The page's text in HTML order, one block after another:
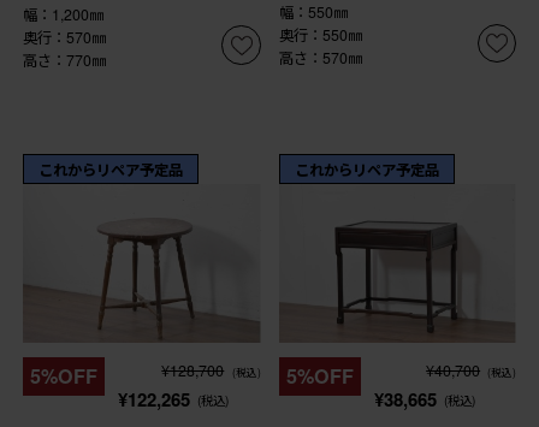
幅：1,200㎜
奥行：570㎜
高さ：770㎜
幅：550㎜
奥行：550㎜
高さ：570㎜
これからリペア予定品
5%OFF ¥128,700 (税込)
¥122,265 (税込)
これからリペア予定品
5%OFF ¥40,700 (税込)
¥38,665 (税込)